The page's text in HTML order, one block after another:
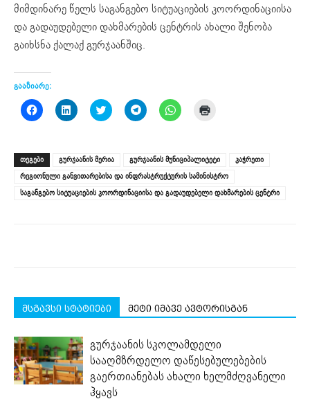
მიმდინარე წელს საგანგებო სიტუაციების კოორდინაციისა
და გადაუდებელი დახმარების ცენტრის ახალი შენობა
გაიხსნა ქალაქ გურჯაანშიც.
გააზიარე:
Click
to
(Opens
in
new
window)
Click
to
(Opens
in
new
window)
Click
to
in
new
window)
Click
to
(Opens
in
new
window)
Click
to
(Opens
in
new
window)
window)
ᲗᲔᲒᲔᲑᲘ გურჯაანის მერია გურჯაანის მუნიციპალიტეტი
კაჭრეთი
რეგიონული განვითარებისა და ინფრასტრუქტურის სამინისტრო
საგანგებო სიტუაციების კოორდინაციისა და გადაუდებელი დახმარების ცენტრი
მსგავსი სტატიები მეტი იმავე ავტორისგან
გურჯაანის სკოლამდელი
სააღმზრდელო დაწესებულებების
გაერთიანებას ახალი ხელმძღვანელი
ჰყავს